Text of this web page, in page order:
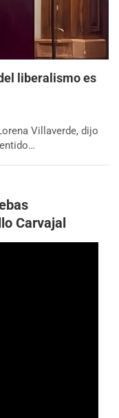
liberalismo es
Villaverde, dijo
Carvajal